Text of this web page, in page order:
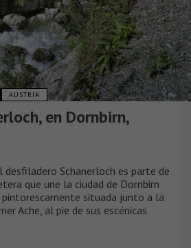
AUSTRIA
en Dornbirn,
Schanerloch es parte de
que une la ciudad de Dornbirn
situada junto a la
Ache, al pie de sus escénicas